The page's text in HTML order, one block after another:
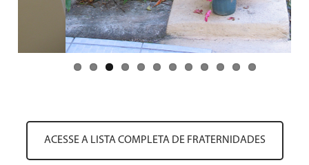
ACESSE A LISTA COMPLETA DE FRATERNIDADES